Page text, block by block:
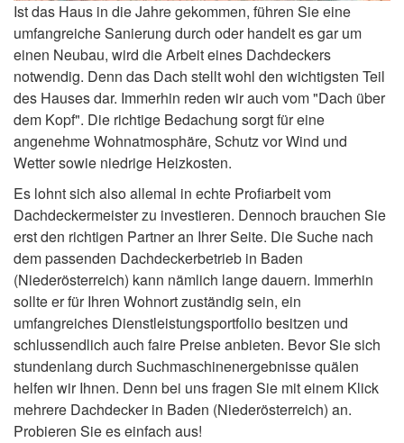
Ist das Haus in die Jahre gekommen, führen Sie eine
umfangreiche Sanierung durch oder handelt es gar um
einen Neubau, wird die Arbeit eines Dachdeckers
notwendig. Denn das Dach stellt wohl den wichtigsten Teil
des Hauses dar. Immerhin reden wir auch vom "Dach über
dem Kopf". Die richtige Bedachung sorgt für eine
angenehme Wohnatmosphäre, Schutz vor Wind und
Wetter sowie niedrige Heizkosten.
Es lohnt sich also allemal in echte Profiarbeit vom
Dachdeckermeister zu investieren. Dennoch brauchen Sie
erst den richtigen Partner an Ihrer Seite. Die Suche nach
dem passenden Dachdeckerbetrieb in Baden
(Niederösterreich) kann nämlich lange dauern. Immerhin
sollte er für Ihren Wohnort zuständig sein, ein
umfangreiches Dienstleistungsportfolio besitzen und
schlussendlich auch faire Preise anbieten. Bevor Sie sich
stundenlang durch Suchmaschinenergebnisse quälen
helfen wir Ihnen. Denn bei uns fragen Sie mit einem Klick
mehrere Dachdecker in Baden (Niederösterreich) an.
Probieren Sie es einfach aus!